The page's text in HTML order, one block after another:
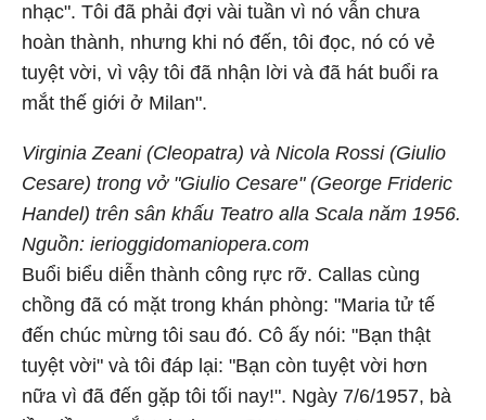
nhạc". Tôi đã phải đợi vài tuần vì nó vẫn chưa
hoàn thành, nhưng khi nó đến, tôi đọc, nó có vẻ
tuyệt vời, vì vậy tôi đã nhận lời và đã hát buổi ra
mắt thế giới ở Milan".
Virginia Zeani (Cleopatra) và Nicola Rossi (Giulio
Cesare) trong vở "Giulio Cesare" (George Frideric
Handel) trên sân khấu Teatro alla Scala năm 1956.
Nguồn: ierioggidomaniopera.com
Buổi biểu diễn thành công rực rỡ. Callas cùng
chồng đã có mặt trong khán phòng: "Maria tử tế
đến chúc mừng tôi sau đó. Cô ấy nói: "Bạn thật
tuyệt vời" và tôi đáp lại: "Bạn còn tuyệt vời hơn
nữa vì đã đến gặp tôi tối nay!". Ngày 7/6/1957, bà